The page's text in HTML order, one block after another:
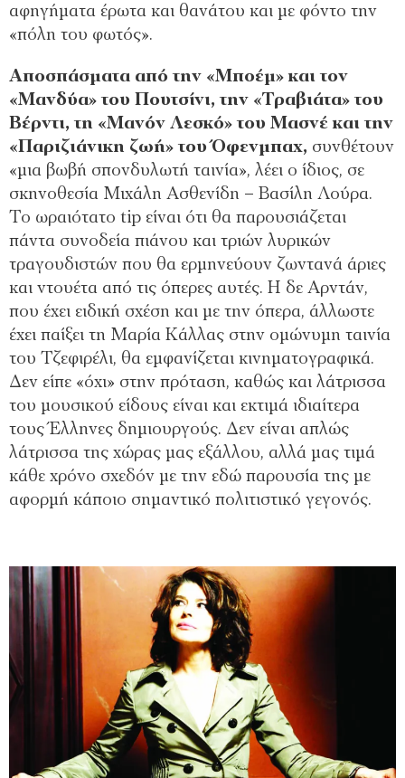
αφηγήματα έρωτα και θανάτου και με φόντο την
«πόλη του φωτός».
Αποσπάσματα από την «Μποέμ» και τον
«Μανδύα» του Πουτσίνι, την «Τραβιάτα» του
Βέρντι, τη «Μανόν Λεσκό» του Μασνέ και την
«Παριζιάνικη ζωή» του Όφενμπαχ, συνθέτουν
«μια βωβή σπονδυλωτή ταινία», λέει ο ίδιος, σε
σκηνοθεσία Μιχάλη Ασθενίδη – Βασίλη Λούρα.
Το ωραιότατο tip είναι ότι θα παρουσιάζεται
πάντα συνοδεία πιάνου και τριών λυρικών
τραγουδιστών που θα ερμηνεύουν ζωντανά άριες
και ντουέτα από τις όπερες αυτές. Η δε Αρντάν,
που έχει ειδική σχέση και με την όπερα, άλλωστε
έχει παίξει τη Μαρία Κάλλας στην ομώνυμη ταινία
του Τζεφιρέλι, θα εμφανίζεται κινηματογραφικά.
Δεν είπε «όχι» στην πρόταση, καθώς και λάτρισσα
του μουσικού είδους είναι και εκτιμά ιδιαίτερα
τους Έλληνες δημιουργούς. Δεν είναι απλώς
λάτρισσα της χώρας μας εξάλλου, αλλά μας τιμά
κάθε χρόνο σχεδόν με την εδώ παρουσία της με
αφορμή κάποιο σημαντικό πολιτιστικό γεγονός.